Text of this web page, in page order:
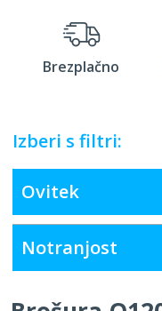
Brezplačno
Izberi s filtri:
Ovitek
Notranjost